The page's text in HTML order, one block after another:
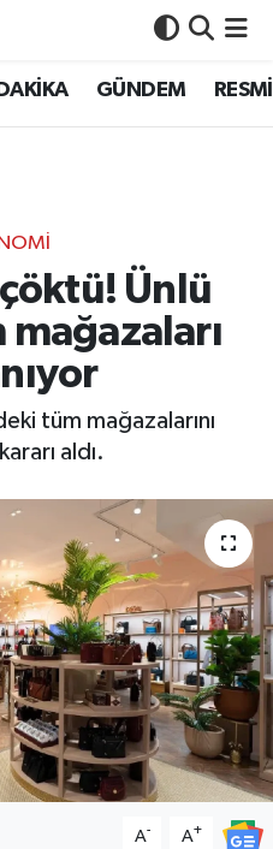
GÜNDEM
Ünlü
tüm mağazalarını
aldı.
A- A+
Haritası
ve Fikstür